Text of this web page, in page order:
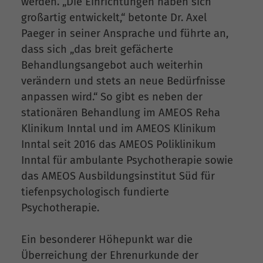
großartig entwickelt,“ betonte Dr. Axel
Paeger in seiner Ansprache und führte an,
dass sich „das breit gefächerte
Behandlungsangebot auch weiterhin
verändern und stets an neue Bedürfnisse
anpassen wird.“ So gibt es neben der
stationären Behandlung im AMEOS Reha
Klinikum Inntal und im AMEOS Klinikum
Inntal seit 2016 das AMEOS Poliklinikum
Inntal für ambulante Psychotherapie sowie
das AMEOS Ausbildungsinstitut Süd für
tiefenpsychologisch fundierte
Psychotherapie.
Ein besonderer Höhepunkt war die
Überreichung der Ehrenurkunde der